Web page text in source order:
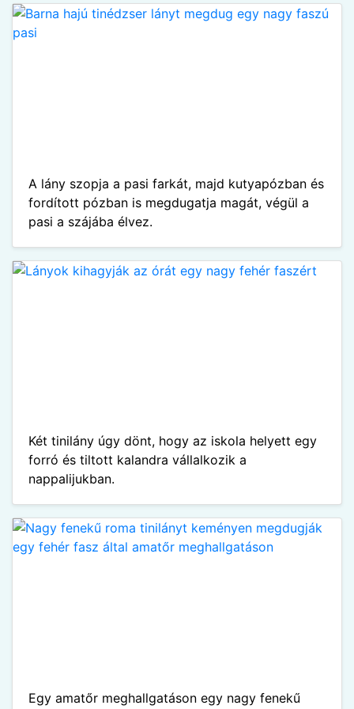
A lány szopja a pasi farkát, majd kutyapózban és
fordított pózban is megdugatja magát, végül a
pasi a szájába élvez.
Két tinilány úgy dönt, hogy az iskola helyett egy
forró és tiltott kalandra vállalkozik a
nappalijukban.
Egy amatőr meghallgatáson egy nagy fenekű